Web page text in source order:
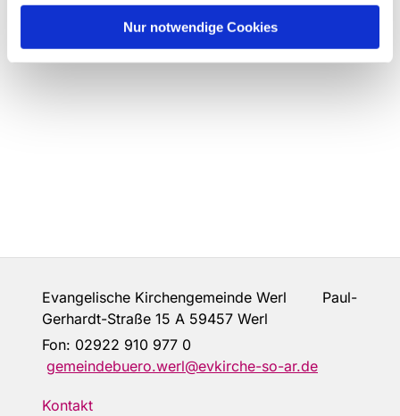
Nur notwendige Cookies
Evangelische Kirchengemeinde Werl Paul-
Gerhardt-Straße 15 A 59457 Werl
Fon: 02922 910 977 0
gemeindebuero.werl@evkirche-so-ar.de
Kontakt